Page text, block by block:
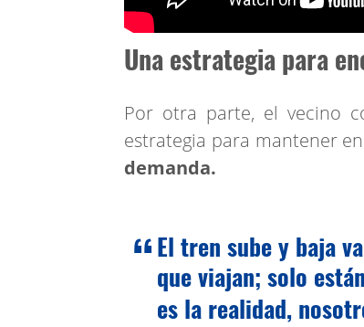
Una estrategia para
Por otra parte, el vecino
estrategia para mantener
demanda.
El tren sube y baja
que viajan; solo
es la realidad,